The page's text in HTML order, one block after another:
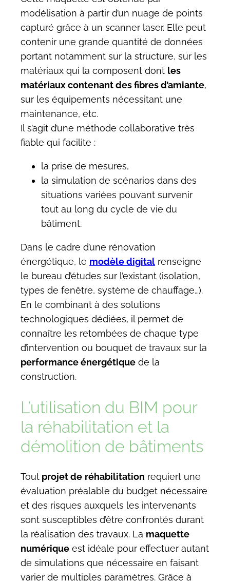
modélisation à partir d’un nuage de points
capturé grâce à un scanner laser. Elle peut
contenir une grande quantité de données
portant notamment sur la structure, sur les
matériaux qui la composent dont les
matériaux contenant des fibres d’amiante,
sur les équipements nécessitant une
maintenance, etc.
Il s’agit d’une méthode collaborative très
fiable qui facilite :
la prise de mesures,
la simulation de scénarios dans des
situations variées pouvant survenir
tout au long du cycle de vie du
bâtiment.
Dans le cadre d’une rénovation
énergétique, le modèle digital renseigne
le bureau d’études sur l’existant (isolation,
types de fenêtre, système de chauffage…).
En le combinant à des solutions
technologiques dédiées, il permet de
connaître les retombées de chaque type
d’intervention ou bouquet de travaux sur la
performance énergétique de la
construction.
L’utilisation du BIM pour
la réhabilitation et la
démolition de bâtiments
Tout projet de réhabilitation requiert une
évaluation préalable du budget nécessaire
et des risques auxquels les intervenants
sont susceptibles d’être confrontés durant
la réalisation des travaux. La maquette
numérique est idéale pour effectuer autant
de simulations que nécessaire en faisant
varier de multiples paramètres. Grâce à